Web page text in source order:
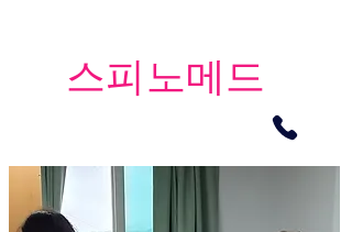
​스피노메드